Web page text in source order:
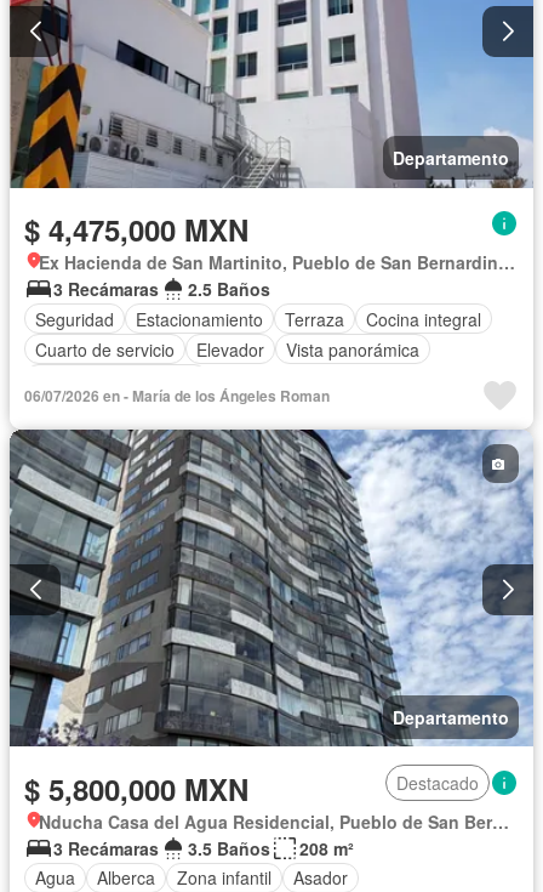
Departamento
$ 4,475,000 MXN
Ex Hacienda de San Martinito, Pueblo de San Bernardino Tlaxcalancingo
3 Recámaras
2.5 Baños
Seguridad
Estacionamiento Terraza
Cocina integral
Cuarto de servicio
Elevador
Vista panorámica
06/07/2026 en - María de los Ángeles Roman
Departamento
$ 5,800,000 MXN
Destacado
Nducha Casa del Agua Residencial, Pueblo de San Bernardino Tlaxcalancingo
3 Recámaras
3.5 Baños
208 m²
Agua
Alberca Zona infantil
Asador